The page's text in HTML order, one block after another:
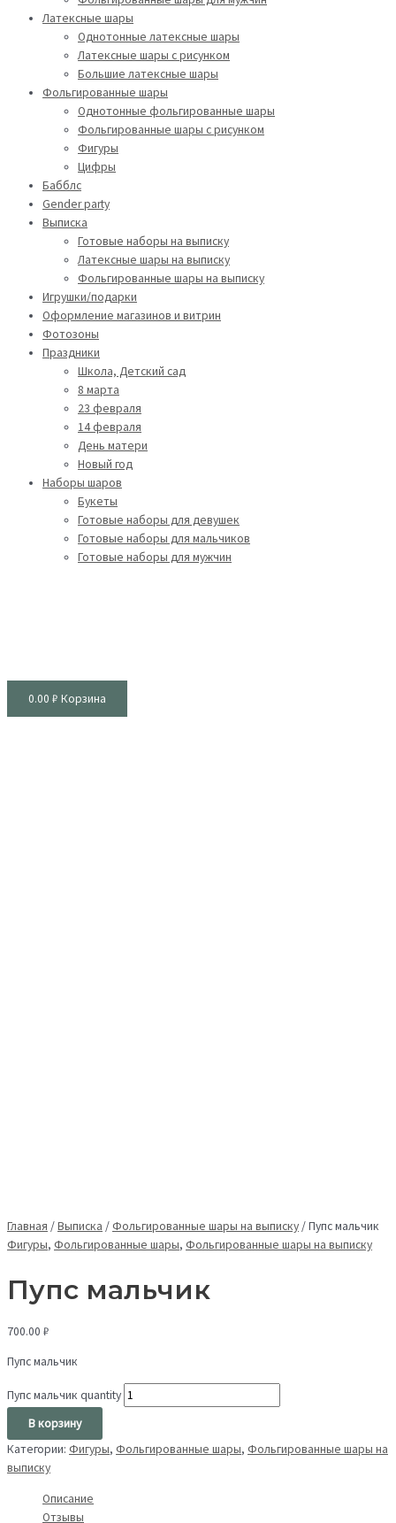
Латексные шары
Однотонные латексные шары
Латексные шары с рисунком
Большие латексные шары
Фольгированные шары
Однотонные фольгированные шары
Фольгированные шары с рисунком
Фигуры
Цифры
Бабблс
Gender party
Выписка
Готовые наборы на выписку
Латексные шары на выписку
Фольгированные шары на выписку
Игрушки/подарки
Оформление магазинов и витрин
Фотозоны
Праздники
Школа, Детский сад
8 марта
23 февраля
14 февраля
День матери
Новый год
Наборы шаров
Букеты
Готовые наборы для девушек
Готовые наборы для мальчиков
Готовые наборы для мужчин
0.00 ₽ Корзина
Главная /Выписка /Фольгированные шары на выписку /Пупс мальчик
Фигуры, Фольгированные шары, Фольгированные шары на выписку
Пупс мальчик
700.00 ₽
Пупс мальчик
Пупс мальчик quantity
В корзину
Категории: Фигуры, Фольгированные шары, Фольгированные шары на
выписку
Описание
Отзывы